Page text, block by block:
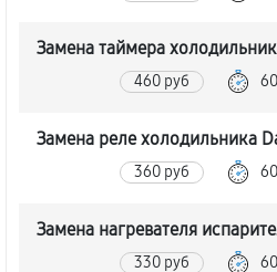
Замена таймера
460 руб
Замена реле холодильника
360 руб
Замена нагревателя
330 руб